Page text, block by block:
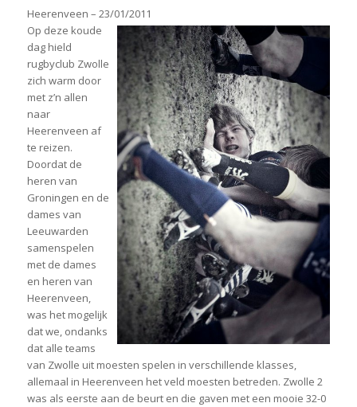
Heerenveen – 23/01/2011
Op deze koude
dag hield
rugbyclub Zwolle
zich warm door
met z’n allen
naar
Heerenveen af
te reizen.
Doordat de
heren van
Groningen en de
dames van
Leeuwarden
samenspelen
met de dames
en heren van
Heerenveen,
was het mogelijk
dat we, ondanks
dat alle teams
van Zwolle uit moesten spelen in verschillende klasses,
allemaal in Heerenveen het veld moesten betreden. Zwolle 2
was als eerste aan de beurt en die gaven met een mooie 32-0